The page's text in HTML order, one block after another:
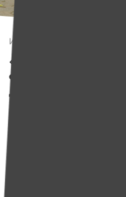
Истории
«Лучше война или
оказаться здесь».
дочь с психическим
но ей самой нужна
с психическими